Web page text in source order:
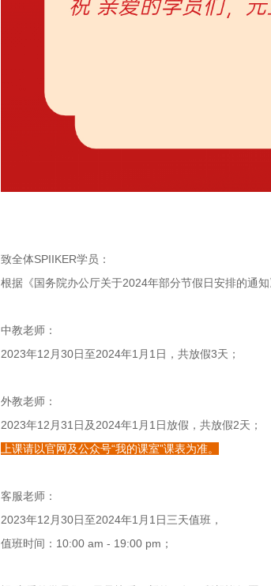
致全体SPIIKER学员：
根据《国务院办公厅关于2024年部分节假日安排的通
中教老师：
2023年12月30日至2024年1月1日，共放假3天；
外教老师：
2023年12月31日及2024年1月1日放假，共放假2天；
上课请以官网及公众号“我的课室”课表为准。
客服老师：
2023年12月30日至2024年1月1日三天值班，
值班时间：10:00 am - 19:00 pm；